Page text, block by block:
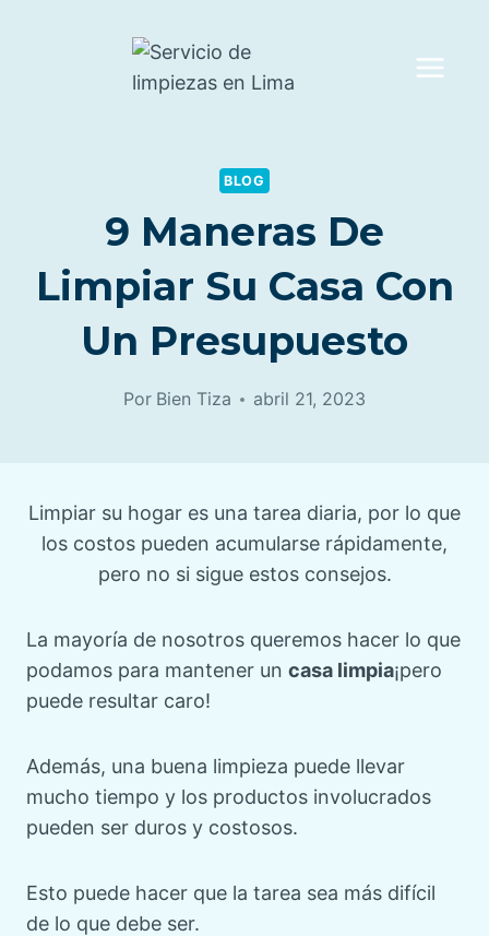
BLOG
9 Maneras De
Limpiar Su Casa Con
Un Presupuesto
Por Bien Tiza abril 21, 2023
Limpiar su hogar es una tarea diaria, por lo que
los costos pueden acumularse rápidamente,
pero no si sigue estos consejos.
La mayoría de nosotros queremos hacer lo que
podamos para mantener un casa limpia¡pero
puede resultar caro!
Además, una buena limpieza puede llevar
mucho tiempo y los productos involucrados
pueden ser duros y costosos.
Esto puede hacer que la tarea sea más difícil
de lo que debe ser.